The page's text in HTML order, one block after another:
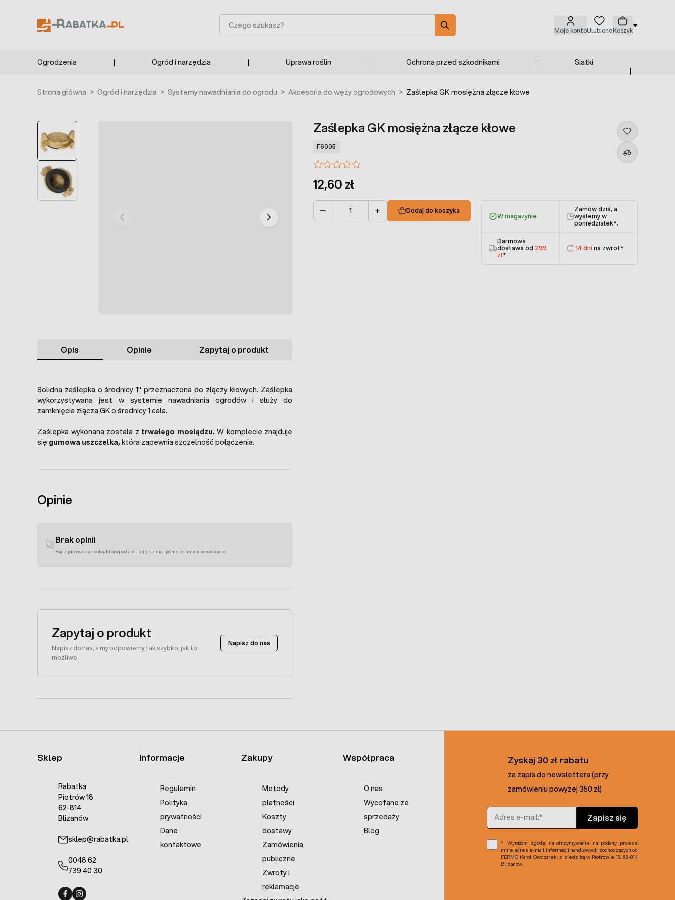
Moje kontoUlubioneKoszyk
Szukaj
Ogrodzenia Ogród i narzędzia Uprawa roślin Ochrona przed szkodnikami Siatki
Strona główna > Ogród i narzędzia > Systemy nawadniania do ogrodu > Akcesoria do węży ogrodowych > Zaślepka GK mosiężna złącze kłowe
Zaślepka GK mosiężna złącze kłowe
F6005
12,60 zł
Dodaj do koszyka
W magazynie
Zamów dziś, a
wyślemy w
poniedziałek*.
Darmowa
dostawa od 299
zł*
14 dni na zwrot*
Opis Opinie Zapytaj o produkt
Solidna zaślepka o średnicy 1" przeznaczona do złączy kłowych. Zaślepka
wykorzystywana jest w systemie nawadniania ogrodów i służy do
zamknięcia złącza GK o średnicy 1 cala.
Zaślepka wykonana została z trwałego mosiądzu. W komplecie znajduje
się gumowa uszczelka,która zapewnia szczelność połączenia.
Opinie
Brak opinii
Bądź pierwszą osobą, która podzieli się opinią i pomoże innym w wyborze.
Zapytaj o produkt
Napisz do nas, a my odpowiemy tak szybko, jak to
możliwe.
Napisz do nas
Sklep
Rabatka
Piotrów 18
62-814
Blizanów
sklep@rabatka.pl
0048 62
739 40 30
Informacje
Regulamin
Polityka
prywatności
Dane
kontaktowe
Zakupy
Metody
płatności
Koszty
dostawy
Zamówienia
publiczne
Zwroty i
reklamacje
Współpraca
O nas
Wycofane ze
sprzedaży
Blog
Zyskaj 30 zł rabatu
za zapis do newslettera (przy
zamówieniu powyżej 350 zł)
Adres e-mail
Zapisz się
Wyrażam zgodę na otrzymywanie na podany przeze
mnie adres e-mail informacji handlowych pochodzących od
FERMO Karol Owczarek, z siedzibą w Piotrowie 18, 62-814
Blizanów.